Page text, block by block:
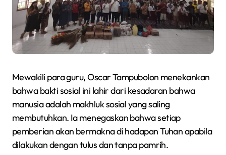
Mewakili para guru, Oscar Tampubolon menekankan
bahwa bakti sosial ini lahir dari kesadaran bahwa
manusia adalah makhluk sosial yang saling
membutuhkan. Ia menegaskan bahwa setiap
pemberian akan bermakna di hadapan Tuhan apabila
dilakukan dengan tulus dan tanpa pamrih.